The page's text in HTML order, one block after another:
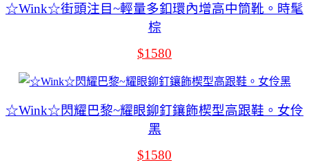
☆Wink☆街頭注目~輕量多釦環內增高中筒靴。時髦
棕
$1580
☆Wink☆閃耀巴黎~耀眼鉚釘鑲飾楔型高跟鞋。女伶
黑
$1580